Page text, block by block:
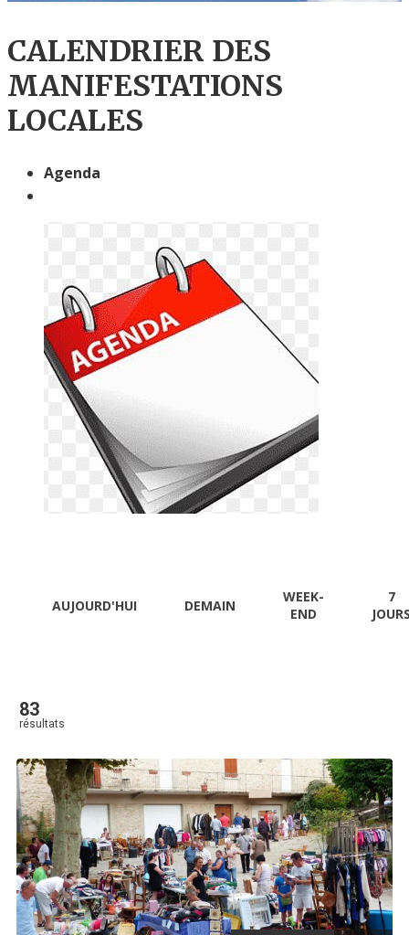
CALENDRIER DES
MANIFESTATIONS
LOCALES
Agenda
AUJOURD'HUI DEMAIN
WEEK-
END
7
83
résultats